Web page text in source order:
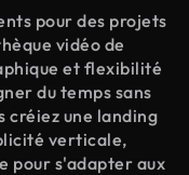
pour des projets
vidéo de
et flexibilité
du temps sans
créiez une landing
verticale,
pour s'adapter aux